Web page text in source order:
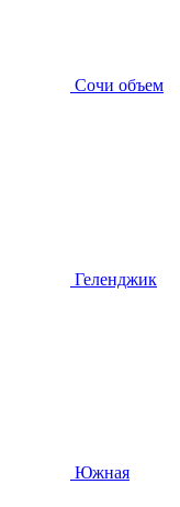
Сочи объем
Геленджик
Южная